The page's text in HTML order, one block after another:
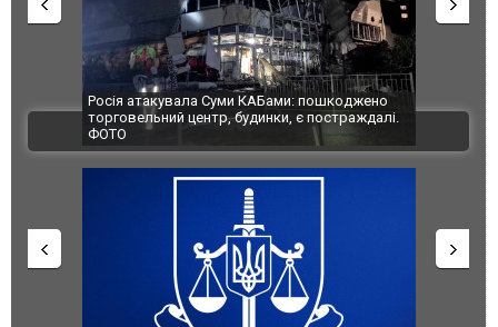
Росія атакувала Суми КАБами: пошкоджено
торговельний центр, будинки, є постраждалі.
ФОТО
Українські
під час
ВІДЕО